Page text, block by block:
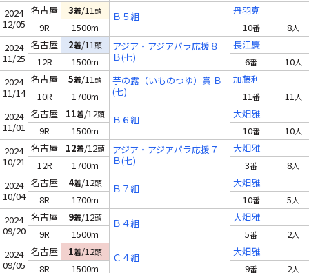
2024
12/05
名古屋 3着/11頭 Ｂ５組
丹羽克
9R
1500m 10番 8人
2024
11/25
名古屋 2着/11頭
アジア・アジアパラ応援８
Ｂ(七)
長江慶
12R
1500m 6番 10人
2024
11/14
名古屋 5着/11頭
芋の露（いものつゆ）賞 Ｂ
(七)
加藤利
10R
1700m 11番 11人
2024
11/01
名古屋 11着/12頭 Ｂ６組
大畑雅
9R
1500m 10番 10人
2024
10/21
名古屋 12着/12頭
アジア・アジアパラ応援７
Ｂ(七)
大畑雅
12R
1700m 3番 8人
2024
10/04
名古屋 4着/12頭 Ｂ７組
大畑雅
8R
1700m 10番 5人
2024
09/20
名古屋 9着/12頭 Ｂ４組
大畑雅
9R
1500m 5番 2人
2024
09/05
名古屋 1着/12頭 Ｃ４組
大畑雅
8R
1500m 9番 2人